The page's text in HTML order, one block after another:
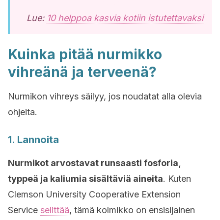
Lue: 10 helppoa kasvia kotiin istutettavaksi
Kuinka pitää nurmikko
vihreänä ja terveenä?
Nurmikon vihreys säilyy, jos noudatat alla olevia
ohjeita.
1. Lannoita
Nurmikot arvostavat runsaasti fosforia,
typpeä ja kaliumia sisältäviä aineita. Kuten
Clemson University Cooperative Extension
Service selittää, tämä kolmikko on ensisijainen